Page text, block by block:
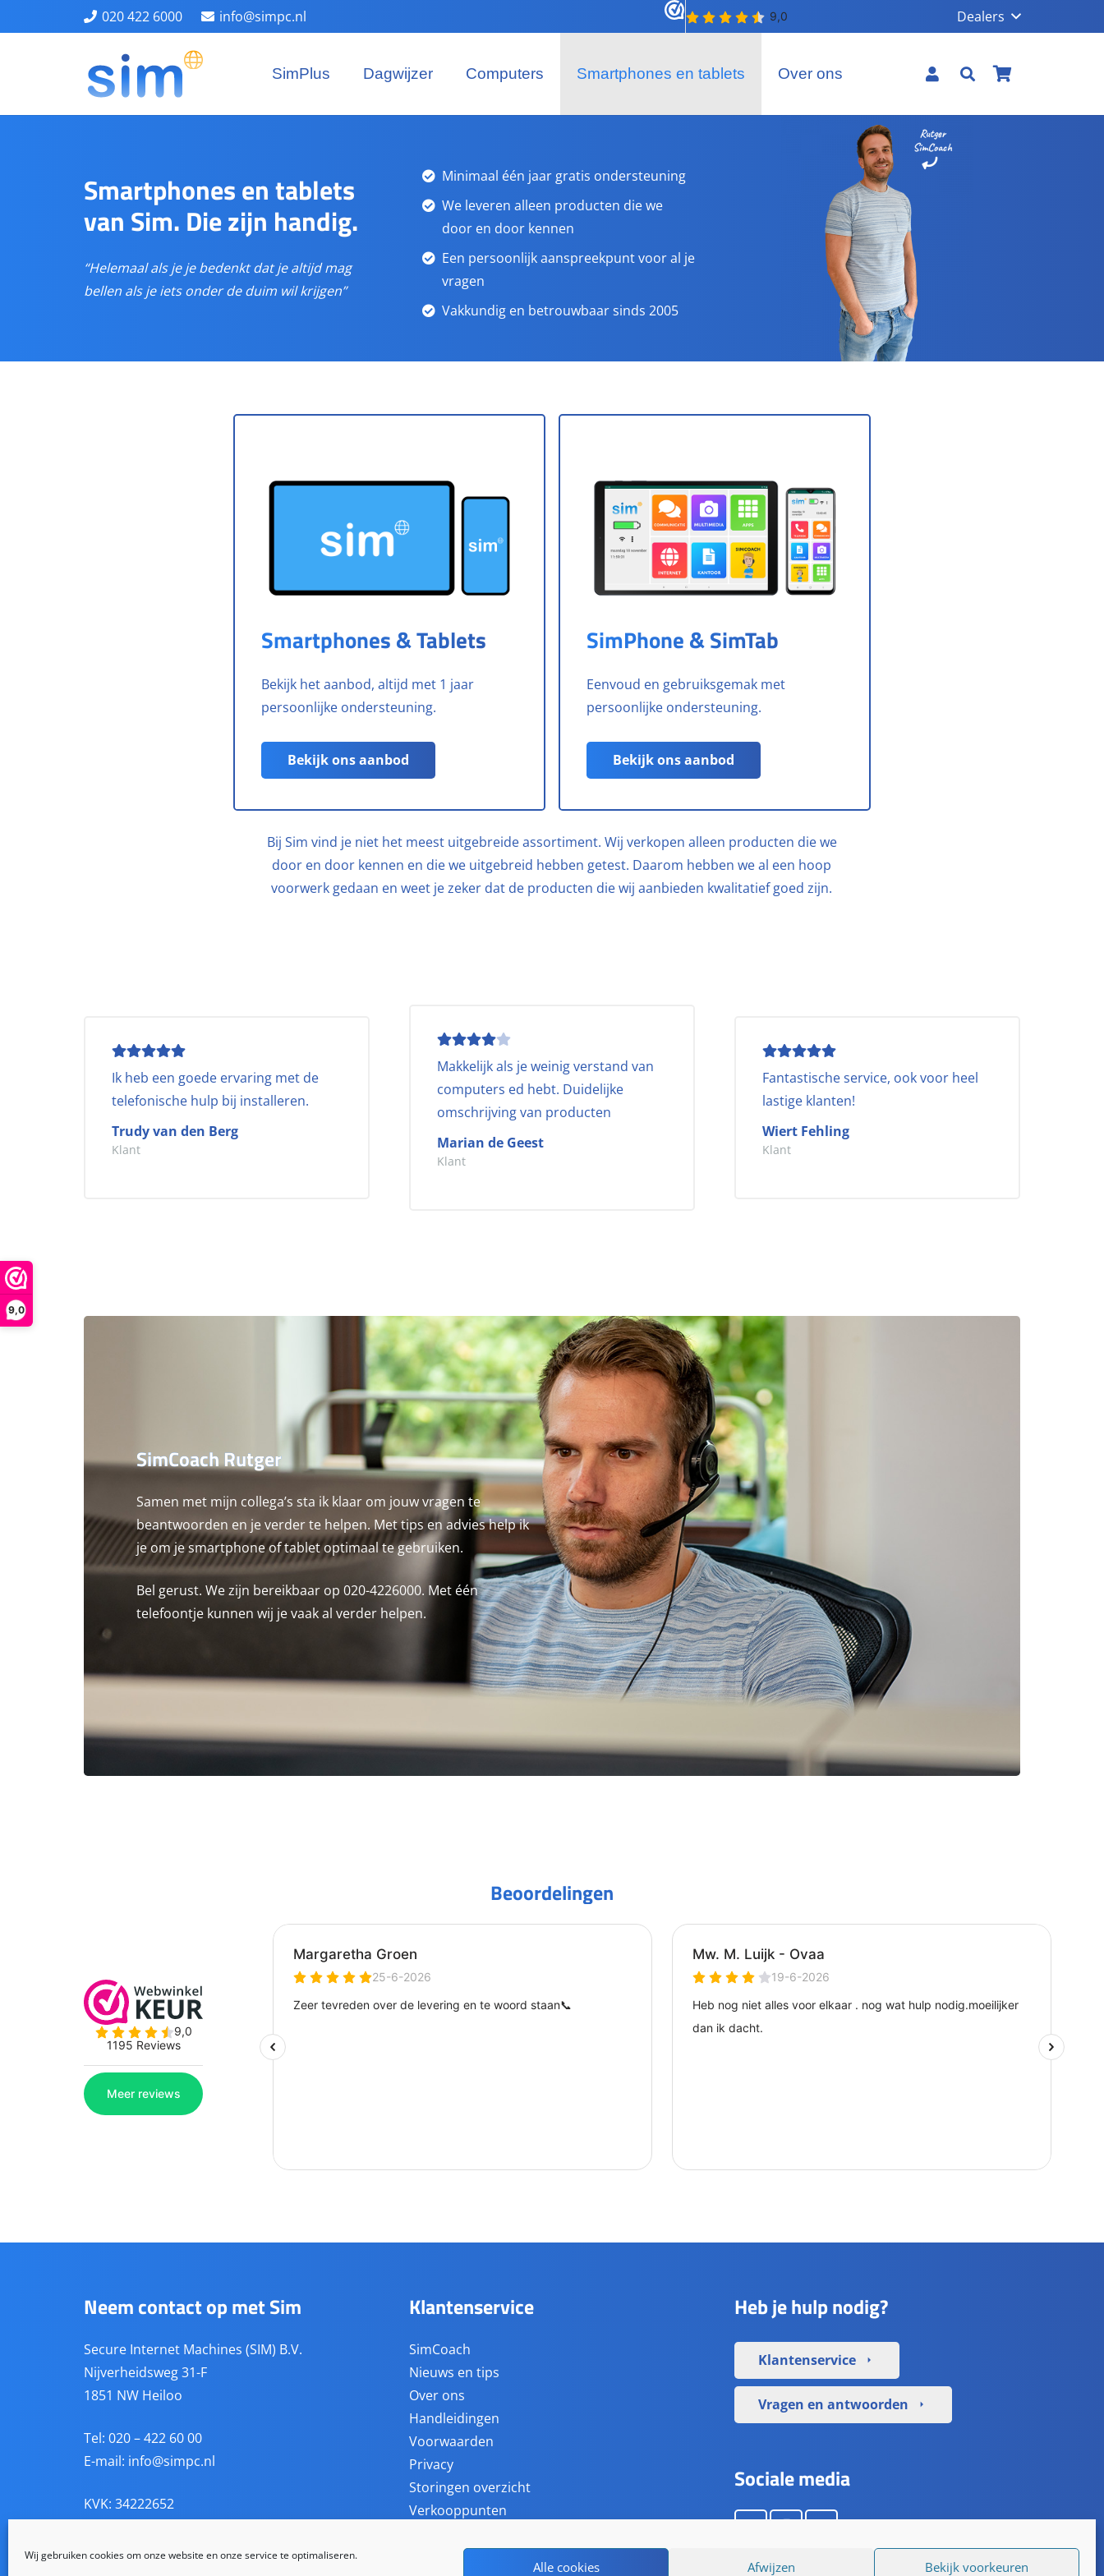
Wij gebruiken cookies om onze website en onze service te optimaliseren.
Alle cookies Afwijzen Bekijk voorkeuren
9,0
020 422 6000 info@simpc.nl Dealers
SimPlus Dagwijzer Computers Smartphones en tablets Over ons
Smartphones en tablets
van Sim. Die zijn handig.
“Helemaal als je je bedenkt dat je altijd mag
bellen als je iets onder de duim wil krijgen”
Minimaal één jaar gratis ondersteuning
We leveren alleen producten die we
door en door kennen
Een persoonlijk aanspreekpunt voor al je
vragen
Vakkundig en betrouwbaar sinds 2005
Smartphones & Tablets
Bekijk het aanbod, altijd met 1 jaar
persoonlijke ondersteuning.
Bekijk ons aanbod
SimPhone & SimTab
Eenvoud en gebruiksgemak met
persoonlijke ondersteuning.
Bekijk ons aanbod
Bij Sim vind je niet het meest uitgebreide assortiment. Wij verkopen alleen producten die we
door en door kennen en die we uitgebreid hebben getest. Daarom hebben we al een hoop
voorwerk gedaan en weet je zeker dat de producten die wij aanbieden kwalitatief goed zijn.
Ik heb een goede ervaring met de
telefonische hulp bij installeren.
Trudy van den Berg
Klant
Makkelijk als je weinig verstand van
computers ed hebt. Duidelijke
omschrijving van producten
Marian de Geest
Klant
Fantastische service, ook voor heel
lastige klanten!
Wiert Fehling
Klant
SimCoach Rutger
Samen met mijn collega’s sta ik klaar om jouw vragen te
beantwoorden en je verder te helpen. Met tips en advies help ik
je om je smartphone of tablet optimaal te gebruiken.
Bel gerust. We zijn bereikbaar op 020-4226000. Met één
telefoontje kunnen wij je vaak al verder helpen.
Beoordelingen
Neem contact op met Sim
Secure Internet Machines (SIM) B.V.
Nijverheidsweg 31-F
1851 NW Heiloo
Tel: 020 – 422 60 00
E-mail: info@simpc.nl
KVK: 34222652
BANK: NL81 RABO 0141 8460 62
Klantenservice
SimCoach
Nieuws en tips
Over ons
Handleidingen
Voorwaarden
Privacy
Storingen overzicht
Verkooppunten
Heb je hulp nodig?
Klantenservice arrow_right
Vragen en antwoorden arrow_right
Sociale media